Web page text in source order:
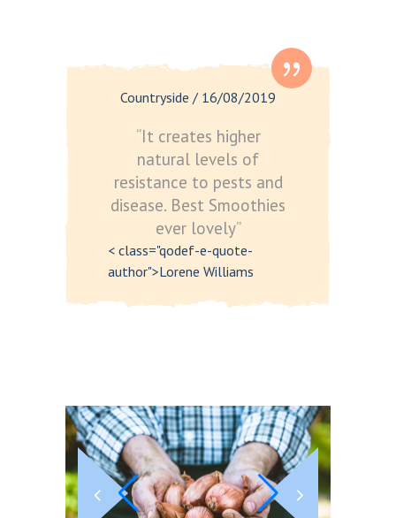
Countryside / 16/08/2019
“It creates higher
natural levels of
resistance to pests and
disease. Best Smoothies
ever lovely”
< class="qodef-e-quote-
author">Lorene Williams